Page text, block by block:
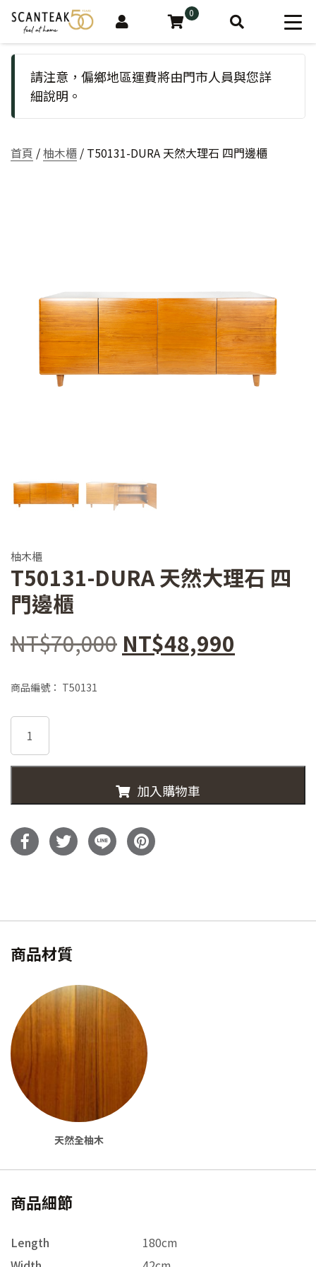
0
請注意，偏鄉地區運費將由門市人員與您詳
細說明。
首頁 /柚木櫃 / T50131-DURA 天然大理石 四門邊櫃
柚木櫃
T50131-DURA 天然大理石 四
門邊櫃
NT$70,000 原
NT$70,000。
NT$48,990
商品編號： T50131
T50131-
DURA
天
理
石
四
門
加入購物車
商品材質
天然全柚木
商品細節
Length
180cm